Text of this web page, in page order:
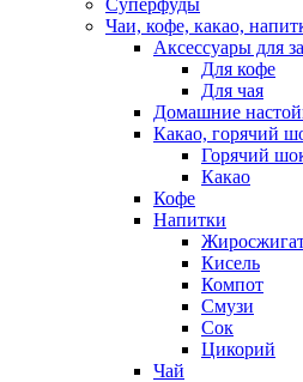
Суперфуды
Чаи, кофе, какао,
Аксессуары для
Для кофе
Для чая
Домашние
Какао, горячий
Горячий
Какао
Кофе
Напитки
Кисель
Компот
Смузи
Сок
Цикорий
Чай